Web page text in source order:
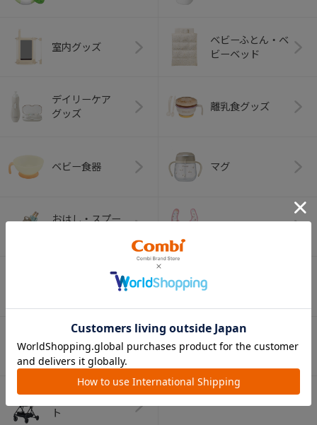
室内グッズ
ベビーふとん・ベ
ビーベッド
デイリーケア
グッズ
離乳食グッズ
ベビー食器 マグ
おはし・スプー
（お口のケア）
（ヘルメット）
ペット用品
ショッピングカー
ト